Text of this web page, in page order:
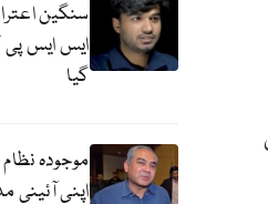
سنگین
ایس ایس پی
گیا
موجودہ
اپنی